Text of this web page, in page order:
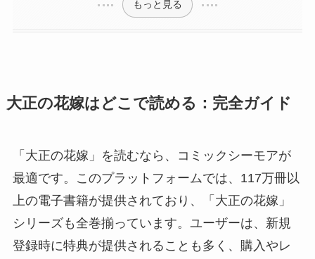
もっと見る
大正の花嫁はどこで読める：完全ガイド
「大正の花嫁」を読むなら、コミックシーモアが
最適です。このプラットフォームでは、117万冊以
上の電子書籍が提供されており、「大正の花嫁」
シリーズも全巻揃っています。ユーザーは、新規
登録時に特典が提供されることも多く、購入やレ